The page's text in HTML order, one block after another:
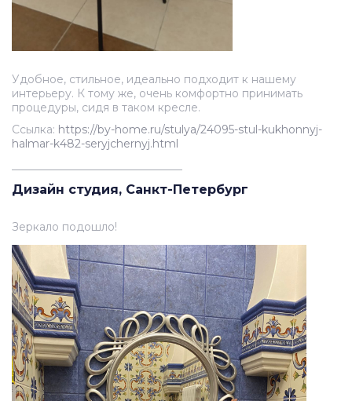
Удобное, стильное, идеально подходит к нашему
интерьеру. К тому же, очень комфортно принимать
процедуры, сидя в таком кресле.
Ссылка: https://by-home.ru/stulya/24095-stul-kukhonnyj-
halmar-k482-seryjchernyj.html
Дизайн студия, Санкт-Петербург
Зеркало подошло!